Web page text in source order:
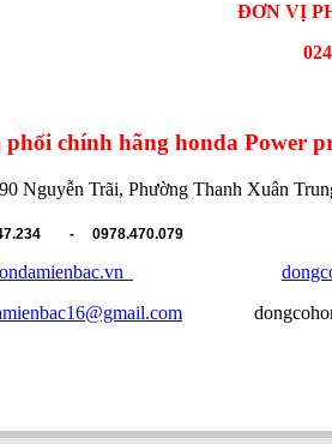
ĐƠN VỊ
chính hãng honda Power
Nguyễn Trãi, Phường Thanh Xuân
- 0978.470.079